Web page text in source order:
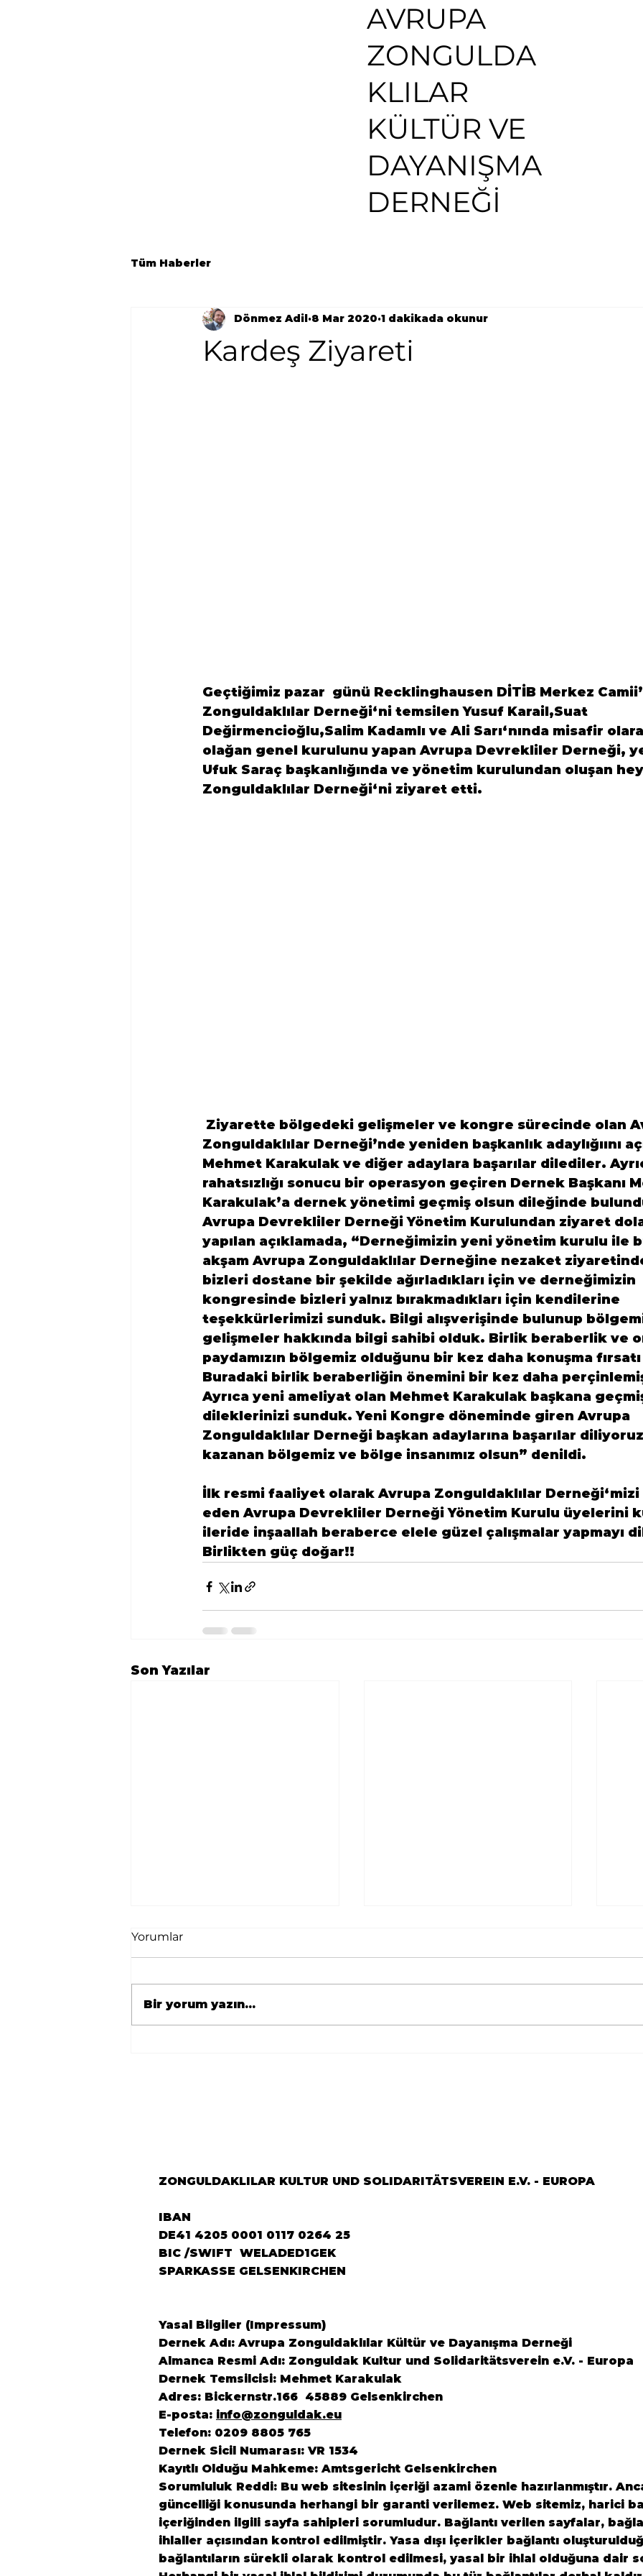
AVRUPA
ZONGULDA
KLILAR
KÜLTÜR VE
DAYANIŞMA
DERNEĞİ
Tüm Haberler
Kardeş Ziyareti
Dönmez Adil 8 Mar 2020 1 dakikada okunur
Geçtiğimiz pazar  günü Recklinghausen DİTİB Merkez
Zonguldaklılar Derneği‘ni temsilen Yusuf Karail,Suat
Değirmencioğlu,Salim Kadamlı ve Ali Sarı‘nında misafir
olağan genel kurulunu yapan Avrupa Devrekliler Derneği,
Ufuk Saraç başkanlığında ve yönetim kurulundan oluşan
Zonguldaklılar Derneği‘ni ziyaret etti.
Ziyarette bölgedeki gelişmeler ve kongre sürecinde olan
Zonguldaklılar Derneği’nde yeniden başkanlık adaylığıını
Mehmet Karakulak ve diğer adaylara başarılar dilediler.
rahatsızlığı sonucu bir operasyon geçiren Dernek Başkanı
Karakulak’a dernek yönetimi geçmiş olsun dileğinde
Avrupa Devrekliler Derneği Yönetim Kurulundan ziyaret
yapılan açıklamada, “Derneğimizin yeni yönetim kurulu ile
akşam Avrupa Zonguldaklılar Derneğine nezaket
bizleri dostane bir şekilde ağırladıkları için ve derneğimizin
kongresinde bizleri yalnız bırakmadıkları için kendilerine
teşekkürlerimizi sunduk. Bilgi alışverişinde bulunup
gelişmeler hakkında bilgi sahibi olduk. Birlik beraberlik ve
paydamızın bölgemiz olduğunu bir kez daha konuşma
Buradaki birlik beraberliğin önemini bir kez daha
Ayrıca yeni ameliyat olan Mehmet Karakulak başkana
dileklerinizi sunduk. Yeni Kongre döneminde giren Avrupa
Zonguldaklılar Derneği başkan adaylarına başarılar
kazanan bölgemiz ve bölge insanımız olsun” denildi.
İlk resmi faaliyet olarak Avrupa Zonguldaklılar Derneği
eden Avrupa Devrekliler Derneği Yönetim Kurulu üyelerini
ileride inşaallah beraberce elele güzel çalışmalar yapmayı
Birlikten güç doğar!!
Son Yazılar
Yorumlar
Bir yorum yazın...
ZONGULDAKLILAR KULTUR UND SOLIDARITÄTSVEREIN E.V. - EUROPA
IBAN
DE41 4205 0001 0117 0264 25
BIC /SWIFT WELADED1GEK
SPARKASSE GELSENKIRCHEN
Yasal Bilgiler (Impressum)
Dernek Adı: Avrupa Zonguldaklılar Kültür ve Dayanışma Derneği
Almanca Resmi Adı: Zonguldak Kultur und Solidaritätsverein e.V. - Europa
Dernek Temsilcisi: Mehmet Karakulak
Adres: Bickernstr.166 45889 Gelsenkirchen
E-posta: info@zonguldak.eu
Telefon: 0209 8805 765
Dernek Sicil Numarası: VR 1534
Kayıtlı Olduğu Mahkeme: Amtsgericht Gelsenkirchen
Sorumluluk Reddi: Bu web sitesinin içeriği azami özenle hazırlanmıştır.
güncelliği konusunda herhangi bir garanti verilemez. Web sitemiz, harici
içeriğinden ilgili sayfa sahipleri sorumludur. Bağlantı verilen sayfalar,
ihlaller açısından kontrol edilmiştir. Yasa dışı içerikler bağlantı
bağlantıların sürekli olarak kontrol edilmesi, yasal bir ihlal olduğuna dair